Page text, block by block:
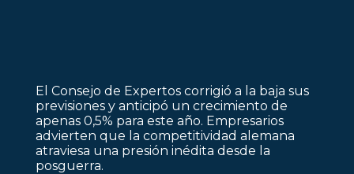
El Consejo de Expertos corrigió a la baja sus
previsiones y anticipó un crecimiento de
apenas 0,5% para este año. Empresarios
advierten que la competitividad alemana
atraviesa una presión inédita desde la
posguerra.